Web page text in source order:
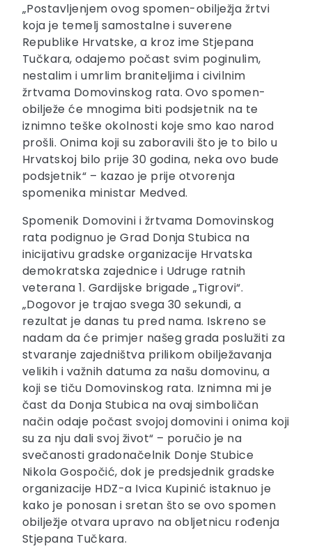
„Postavljenjem ovog spomen-obilježja žrtvi
koja je temelj samostalne i suverene
Republike Hrvatske, a kroz ime Stjepana
Tučkara, odajemo počast svim poginulim,
nestalim i umrlim braniteljima i civilnim
žrtvama Domovinskog rata. Ovo spomen-
obilježe će mnogima biti podsjetnik na te
iznimno teške okolnosti koje smo kao narod
prošli. Onima koji su zaboravili što je to bilo u
Hrvatskoj bilo prije 30 godina, neka ovo bude
podsjetnik“ – kazao je prije otvorenja
spomenika ministar Medved.
Spomenik Domovini i žrtvama Domovinskog
rata podignuo je Grad Donja Stubica na
inicijativu gradske organizacije Hrvatska
demokratska zajednice i Udruge ratnih
veterana 1. Gardijske brigade „Tigrovi“.
„Dogovor je trajao svega 30 sekundi, a
rezultat je danas tu pred nama. Iskreno se
nadam da će primjer našeg grada poslužiti za
stvaranje zajedništva prilikom obilježavanja
velikih i važnih datuma za našu domovinu, a
koji se tiču Domovinskog rata. Iznimna mi je
čast da Donja Stubica na ovaj simboličan
način odaje počast svojoj domovini i onima koji
su za nju dali svoj život“ – poručio je na
svečanosti gradonačelnik Donje Stubice
Nikola Gospočić, dok je predsjednik gradske
organizacije HDZ-a Ivica Kupinić istaknuo je
kako je ponosan i sretan što se ovo spomen
obilježje otvara upravo na obljetnicu rođenja
Stjepana Tučkara.